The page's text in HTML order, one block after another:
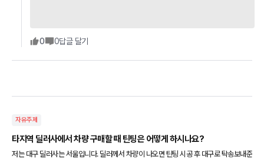
0 0답글 달기
자유주제
타지역 딜러사에서 차량 구매할 때 틴팅은 어떻게 하시나요?
저는 대구 딜러사는 서울입니다. 딜러께서 차량이 나오면 틴팅 시공 후 대구로 탁송보내준